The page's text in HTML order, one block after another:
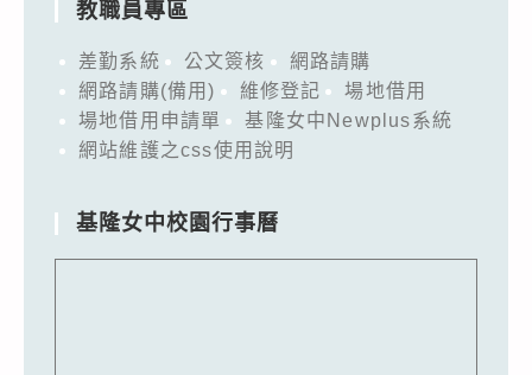
教職員專區
差勤系統 公文簽核
網路請購
網路請購(備用)
維修登記
場地借用
場地借用申請單
基隆女中Newplus系統
網站維護之css使用說明
基隆女中校園行事曆